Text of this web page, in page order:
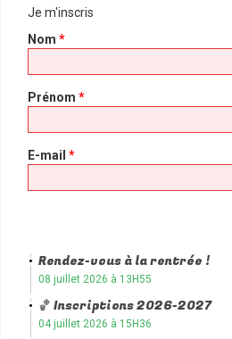
Je m'inscris
Nom *
Prénom *
E-mail *
Rendez-vous à la rentrée !
08 juillet 2026 à 13H55
🏀 Inscriptions 2026-2027
04 juillet 2026 à 15H36